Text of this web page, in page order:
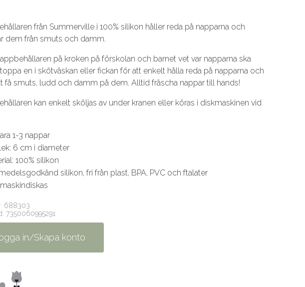
från Summerville i 100% silikon håller reda på napparna och
dem från smuts och damm.
på kroken på förskolan och barnet vet var napparna ska
en i skötväskan eller fickan för att enkelt hålla reda på napparna och
få smuts, ludd och damm på dem. Alltid fräscha nappar till hands!
kan enkelt sköljas av under kranen eller köras i diskmaskinen vid
1-3 nappar
6 cm i diameter
100% silikon
silikon, fri från plast, BPA, PVC och ftalater
688303
7350060995291
in/Skapa konto